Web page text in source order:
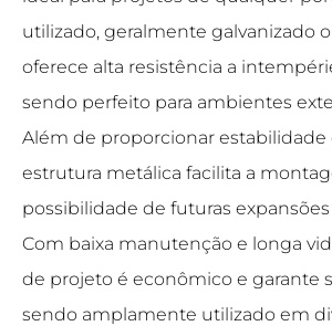
utilizado, geralmente galvanizado
oferece alta resistência a
sendo perfeito para ambientes
Além de proporcionar estabilidade
estrutura metálica facilita a
possibilidade de futuras
Com baixa manutenção e longa
de projeto é econômico e garante
sendo amplamente utilizado em